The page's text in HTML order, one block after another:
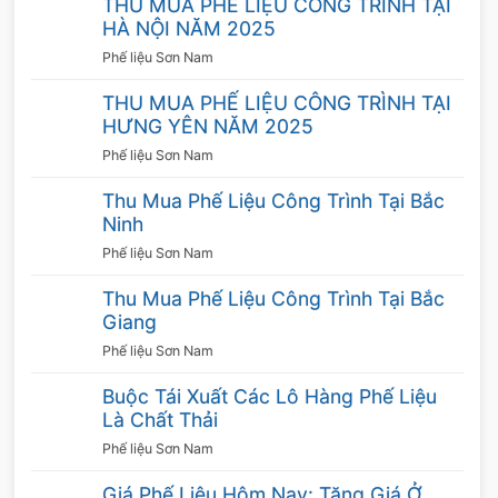
THU MUA PHẾ LIỆU CÔNG TRÌNH TẠI
HÀ NỘI NĂM 2025
Phế liệu Sơn Nam
THU MUA PHẾ LIỆU CÔNG TRÌNH TẠI
HƯNG YÊN NĂM 2025
Phế liệu Sơn Nam
Thu Mua Phế Liệu Công Trình Tại Bắc
Ninh
Phế liệu Sơn Nam
Thu Mua Phế Liệu Công Trình Tại Bắc
Giang
Phế liệu Sơn Nam
Buộc Tái Xuất Các Lô Hàng Phế Liệu
Là Chất Thải
Phế liệu Sơn Nam
nhanh chóng, có xe chuyên chở tiện lợi. Hình
thức thanh toán thuận tiện.
Quy trình thu mua sắt phế liệu giá cao
Để giúp cho cả người bán và người mua tiết
kiệm được thời gian, công ty Sơn Nam chúng
tôi đã xây dựng quy trình mua phế liệu
sắt nhanh chóng, gọn lẹ mà vẫn đảm bảo tính
khoa học. Quy trình bao gồm 3 bước cụ thể
Bước 1: Khảo sát
Sau khi nhận được thông tin từ người bán thì
các nhân viên của chúng tôi sẽ ghi nhận và
phản hồi thông tin. Nhân viên sẽ đến trực tiếp
cơ sở của quý khách để khảo sát về số lượng
sản phẩm mà quý khách có nhu cầu bán.